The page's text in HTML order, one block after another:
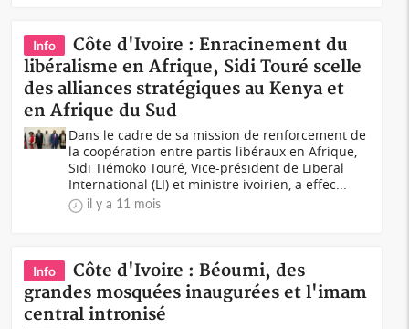
Info
Côte d'Ivoire : Enracinement du
libéralisme en Afrique, Sidi Touré scelle
des alliances stratégiques au Kenya et
en Afrique du Sud
Dans le cadre de sa mission de renforcement de
la coopération entre partis libéraux en Afrique,
Sidi Tiémoko Touré, Vice-président de Liberal
International (LI) et ministre ivoirien, a effec...
il y a 11 mois
Info
Côte d'Ivoire : Béoumi, des
grandes mosquées inaugurées et l'imam
central intronisé